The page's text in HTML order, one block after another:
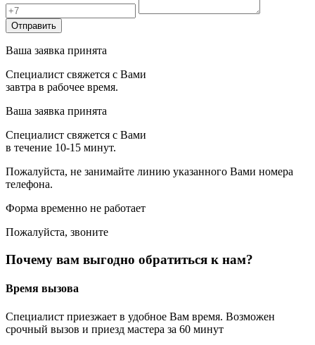
Отправить
Ваша заявка принята
Специалист свяжется с Вами
завтра в рабочее время.
Ваша заявка принята
Специалист свяжется с Вами
в течение 10-15 минут.
Пожалуйста, не занимайте линию указанного Вами номера
телефона.
Форма временно не работает
Пожалуйста, звоните
Почему вам выгодно обратиться к нам?
Время вызова
Специалист приезжает в удобное Вам время. Возможен
срочный вызов и приезд мастера за 60 минут